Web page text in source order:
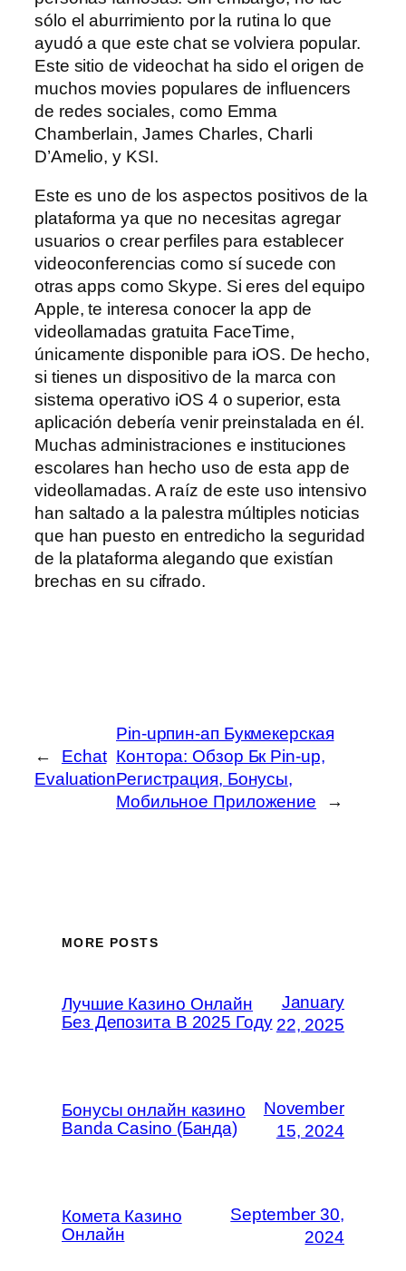
sólo el aburrimiento por la rutina lo que
ayudó a que este chat se volviera popular.
Este sitio de videochat ha sido el origen de
muchos movies populares de influencers
de redes sociales, como Emma
Chamberlain, James Charles, Charli
D’Amelio, y KSI.
Este es uno de los aspectos positivos de la
plataforma ya que no necesitas agregar
usuarios o crear perfiles para establecer
videoconferencias como sí sucede con
otras apps como Skype. Si eres del equipo
Apple, te interesa conocer la app de
videollamadas gratuita FaceTime,
únicamente disponible para iOS. De hecho,
si tienes un dispositivo de la marca con
sistema operativo iOS 4 o superior, esta
aplicación debería venir preinstalada en él.
Muchas administraciones e instituciones
escolares han hecho uso de esta app de
videollamadas. A raíz de este uso intensivo
han saltado a la palestra múltiples noticias
que han puesto en entredicho la seguridad
de la plataforma alegando que existían
brechas en su cifrado.
←
Echat
Evaluation
Pin-upпин-ап Букмекерская
Контора: Обзор Бк Pin-up,
Регистрация, Бонусы,
Мобильное Приложение
→
MORE POSTS
Лучшие Казино Онлайн
Без Депозита В 2025 Году
January
22, 2025
Бонусы онлайн казино
Banda Casino (Банда)
November
15, 2024
Комета Казино
Онлайн
September 30,
2024